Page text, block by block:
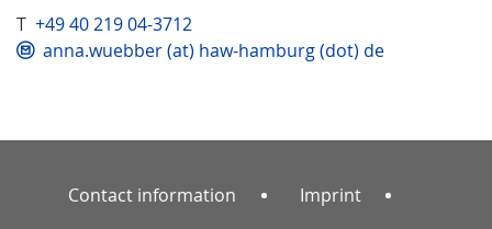
T +49 40 219 04-3712
anna.wuebber (at) haw-hamburg (dot) de
Contact information Imprint